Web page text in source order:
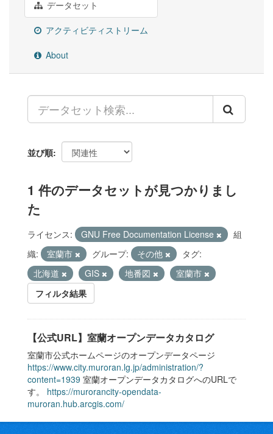
データセット
アクティビティストリーム
About
並び順
1 件のデータセットが見つかりまし
た
ライセンス: GNU Free Documentation License
組
織:
室蘭市 グループ: その他
タグ:
北海道
GIS 地番図
室蘭市
フィルタ結果
【公式URL】室蘭オープンデータカタログ
室蘭市公式ホームページのオープンデータページ
https://www.city.muroran.lg.jp/administration/?
content=1939 室蘭オープンデータカタログへのURLで
す。 https://murorancity-opendata-
muroran.hub.arcgis.com/